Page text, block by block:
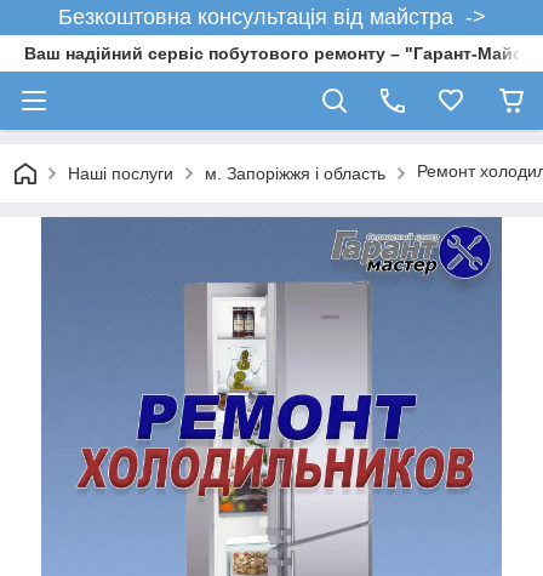
Безкоштовна консультація від майстра ->
Ваш надійний сервіс побутового ремонту – "Гарант-
Наші послуги м. Запоріжжя і область Ремонт